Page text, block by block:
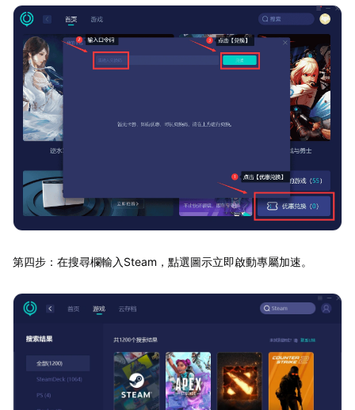
第四步：在搜尋欄輸入Steam，點選圖示立即啟動專屬加速。